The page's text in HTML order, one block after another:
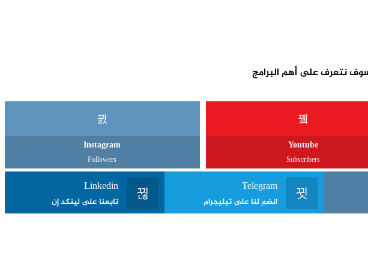
Youtube
Subscribers
Instagram
Followers
Telegram
انضم لنا على تيليجرام
Linkedin
تابعنا على لينكد إن